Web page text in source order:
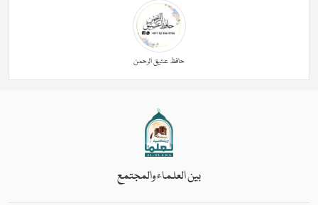
حافظ عتیق الرحمن
بين العلماء والمجتمع